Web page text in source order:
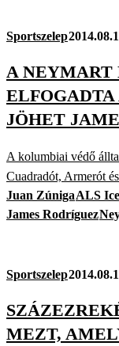
Sportszelep
A NEYMART
JÖHET
A kolumbiai védő
Cuadradót, Armerót
Juan ZúnigaALS
James Rodríguez
Sportszelep
MEZT,